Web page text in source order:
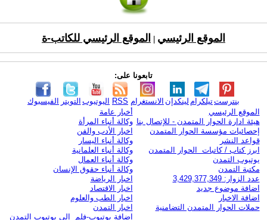
الموقع الرئيسي الموقع الرئيسي للكاتب-ة
تابعونا على:
الفيسبوك التويتر اليوتيوب RSS الانستغرام لينكدإن تيلكرامبنترست
الموقع الرئيسي
هيئة ادارة الحوار المتمدن - للإتصال بنا
إحصائيات مؤسسة الحوار المتمدن
قواعد النشر
ابرز كتاب / كاتبات الحوار المتمدن
يوتيوب التمدن
مكتبة التمدن
عدد الزوار: 3,429,377,349
اضافة موضوع جديد
اضافة الاخبار
حملات الحوار المتمدن التضامنية
أخبار عامة
وكالة أنباء المرأة
اخبار الأدب والفن
وكالة أنباء اليسار
وكالة أنباء العلمانية
وكالة أنباء العمال
وكالة أنباء حقوق الإنسان
اخبار الرياضة
اخبار الاقتصاد
اخبار الطب والعلوم
اخبار التمدن
إضافة يوتيوب-فلم إلى يوتيوب التمدن